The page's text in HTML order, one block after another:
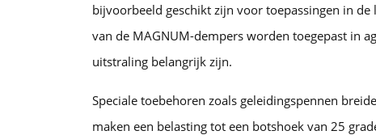
bijvoorbeeld geschikt zijn voor toepassingen in
van de MAGNUM-dempers worden toegepast in
uitstraling belangrijk zijn.
Speciale toebehoren zoals geleidingspennen
maken een belasting tot een botshoek van 25